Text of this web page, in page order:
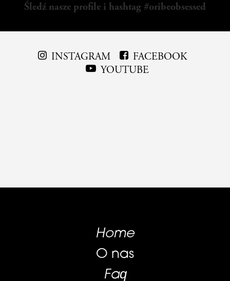
Śledź nasze profile i hashtag #oribeobsessed
INSTAGRAM
FACEBOOK
YOUTUBE
Home
O nas
Faq